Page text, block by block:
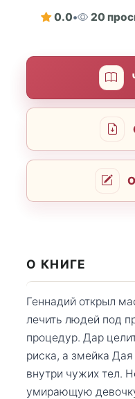
0.0• 20
О КНИГЕ
Геннадий открыл
лечить людей под
процедур. Дар
риска, а змейка Дая
внутри чужих тел.
умирающую